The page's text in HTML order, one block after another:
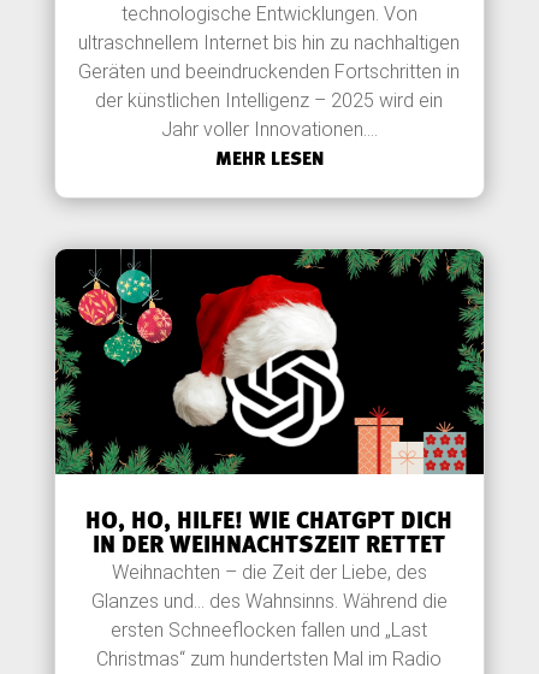
technologische Entwicklungen. Von
ultraschnellem Internet bis hin zu nachhaltigen
Geräten und beeindruckenden Fortschritten in
der künstlichen Intelligenz – 2025 wird ein
Jahr voller Innovationen....
MEHR LESEN
HO, HO, HILFE! WIE CHATGPT DICH
IN DER WEIHNACHTSZEIT RETTET
Weihnachten – die Zeit der Liebe, des
Glanzes und… des Wahnsinns. Während die
ersten Schneeflocken fallen und „Last
Christmas“ zum hundertsten Mal im Radio